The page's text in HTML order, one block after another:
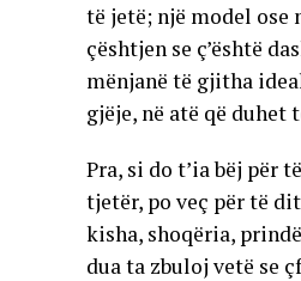
të jetë; një model ose
çështjen se ç’është
mënjanë të gjitha
gjëje, në atë që duhet
Pra, si do t’ia bëj për
tjetër, po veç për të
kisha, shoqëria,
dua ta zbuloj vetë se